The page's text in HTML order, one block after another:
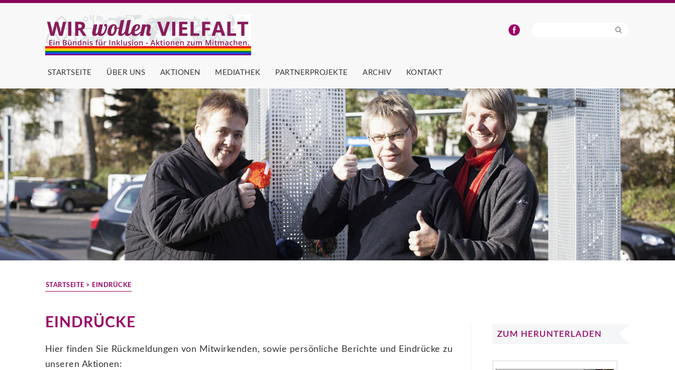
STARTSEITE ÜBER UNS AKTIONEN MEDIATHEK PARTNERPROJEKTE ARCHIV KONTAKT
STARTSEITE > EINDRÜCKE
EINDRÜCKE
Hier finden Sie Rückmeldungen von Mitwirkenden, sowie persönliche Berichte und Eindrücke zu
unseren Aktionen:
ZUM HERUNTERLADEN